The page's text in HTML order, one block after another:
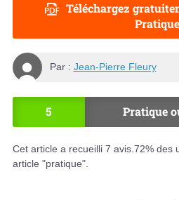
Téléchargez
Pratique
Par : Jean-Pierre Fleury
5 Pratique
Cet article a recueilli 7 avis. 72% des
article "pratique".